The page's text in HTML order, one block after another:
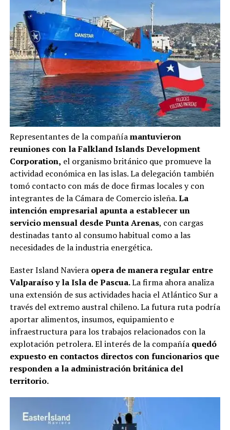
Representantes de la compañíamantuvieron
reuniones con la Falkland Islands Development
Corporation, el organismo británico que promueve la
actividad económica en las islas. La delegación también
tomó contacto con más de doce firmas locales y con
integrantes de la Cámara de Comercio isleña.La
intención empresarial apunta a establecer un
servicio mensual desde Punta Arenas, con cargas
destinadas tanto al consumo habitual como a las
necesidades de la industria energética.
Easter Island Navieraopera de manera regular entre
Valparaíso y la Isla de Pascua.La firma ahora analiza
una extensión de sus actividades hacia el Atlántico Sur a
través del extremo austral chileno. La futura ruta podría
aportar alimentos, insumos, equipamiento e
infraestructura para los trabajos relacionados con la
explotación petrolera. El interés de la compañía quedó
expuesto en contactos directos con funcionarios que
responden a la administración británica del
territorio.